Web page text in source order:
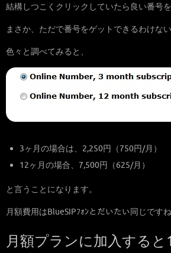
結構しつこくクリックしていたら良い番号
まさか、ただで番号をゲットできるわけない
色々と調べてみると、
3ヶ月の場合は、2,250円（750円/月）
12ヶ月の場合、7,500円（625/月）
と言うことになります。
月額費用はBlueSIPﾌｫﾝとだいたい同じですね
月額プランに加入する